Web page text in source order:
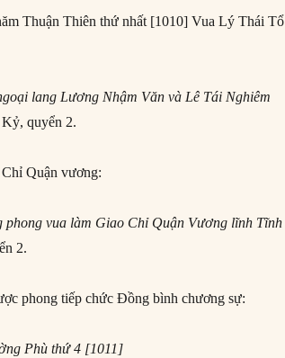
Thuận Thiên thứ nhất [1010] Vua Lý Thái Tổ
lang Lương Nhậm Văn và Lê Tái Nghiêm
quyển 2.
Quận vương:
vua làm Giao Chỉ Quận Vương lĩnh Tĩnh
2.
phong tiếp chức Đồng bình chương sự:
Phù thứ 4 [1011]